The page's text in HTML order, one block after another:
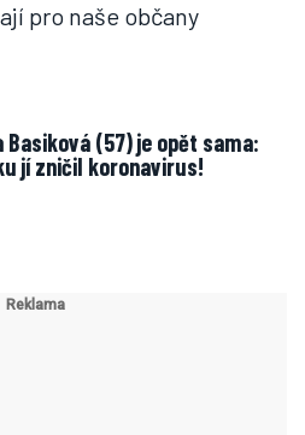
pro naše občany
Basiková (57) je opět sama:
jí zničil koronavirus!